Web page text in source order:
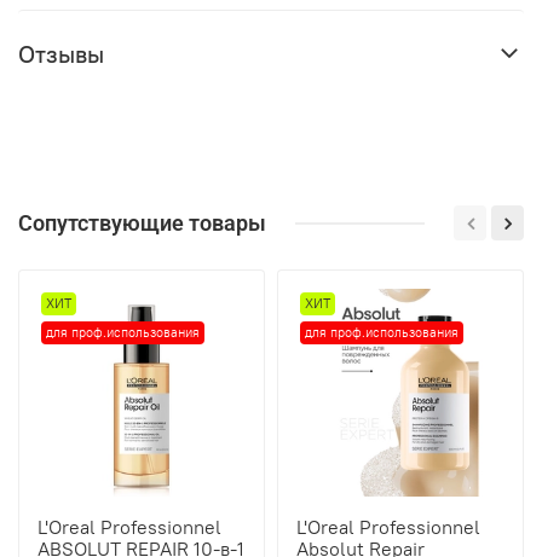
Отзывы
Сопутствующие товары
ХИТ
для проф.использования
L'Oreal Professionnel
ABSOLUT REPAIR 10-в-1
ХИТ
для проф.использования
L'Oreal Professionnel
Absolut Repair